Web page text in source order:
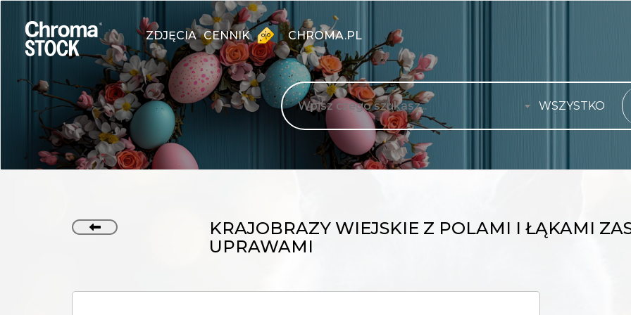
ZDJĘCIA CENNIK CHROMA.PL
WSZYSTKO
KRAJOBRAZY WIEJSKIE Z POLAMI I ŁĄKAMI
UPRAWAMI